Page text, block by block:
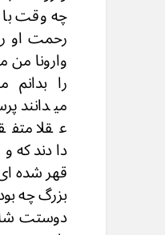
چه وقت
رحمت او
وارونا من
را
میدانند
عقلا
دادند که
قهر شده
بزرگ چه
دوستت